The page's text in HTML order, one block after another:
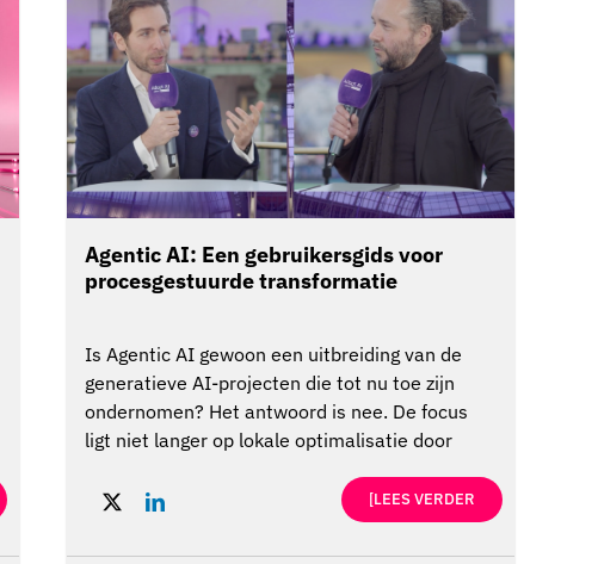
Agentic AI: Een gebruikersgids voor
procesgestuurde transformatie
Is Agentic AI gewoon een uitbreiding van de
generatieve AI-projecten die tot nu toe zijn
ondernomen? Het antwoord is nee. De focus
ligt niet langer op lokale optimalisatie door
volledig opnieuw uitvinden van
kernbedrijfsprocessen om er tastbare en
meetbare waarde uit te halen. Een agent is
[LEES VERDER